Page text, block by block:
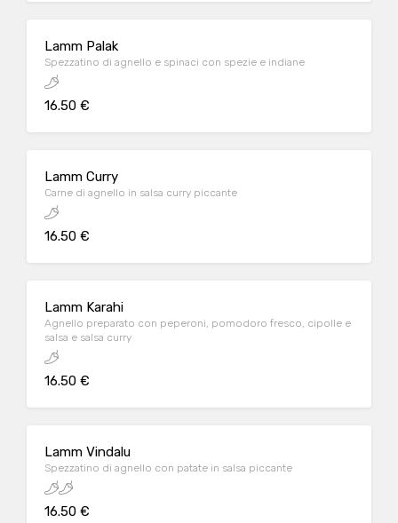
Lamm Palak
Spezzatino di agnello e spinaci con spezie e indiane
16.50 €
Lamm Curry
Carne di agnello in salsa curry piccante
16.50 €
Lamm Karahi
Agnello preparato con peperoni, pomodoro fresco, cipolle e
salsa e salsa curry
16.50 €
Lamm Vindalu
Spezzatino di agnello con patate in salsa piccante
16.50 €